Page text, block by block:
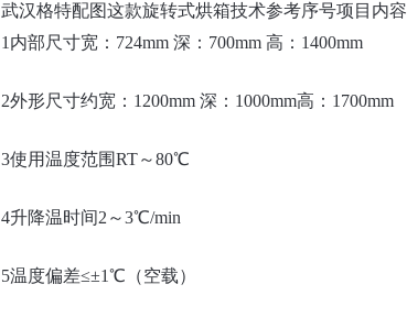
武汉格特配图这款旋转式烘箱技术参考序号项目内容
1内部尺寸宽：724mm 深：700mm 高：1400mm
2外形尺寸约宽：1200mm 深：1000mm高：1700mm
3使用温度范围RT～80℃
4升降温时间2～3℃/min
5温度偏差≤±1℃（空载）